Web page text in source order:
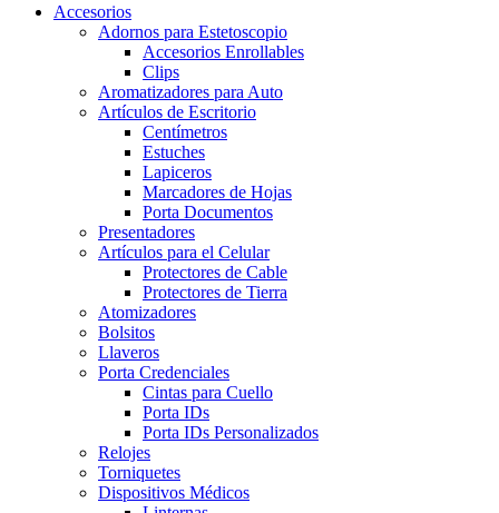
Accesorios
Adornos para Estetoscopio
Accesorios Enrollables
Clips
Aromatizadores para Auto
Artículos de Escritorio
Centímetros
Estuches
Lapiceros
Marcadores de Hojas
Porta Documentos
Presentadores
Artículos para el Celular
Protectores de Cable
Protectores de Tierra
Atomizadores
Bolsitos
Llaveros
Porta Credenciales
Cintas para Cuello
Porta IDs
Porta IDs Personalizados
Relojes
Torniquetes
Dispositivos Médicos